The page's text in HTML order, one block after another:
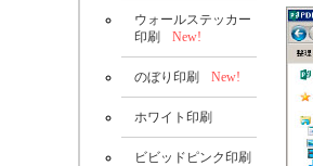
ウォールステッカー
印刷
New!
のぼり印刷 New!
ホワイト印刷
ビビッドピンク印刷